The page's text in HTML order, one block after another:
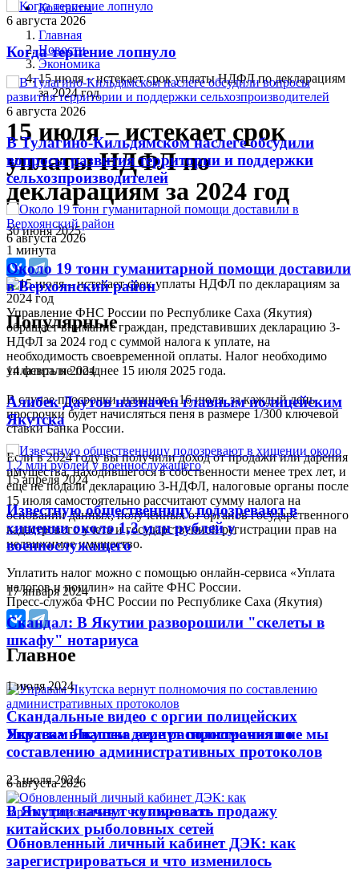
Контакты
Главная
Новости
Экономика
15 июля – истекает срок уплаты НДФЛ по декларациям
за 2024 год
15 июля – истекает срок
уплаты НДФЛ по
декларациям за 2024 год
30 июня 2025
1 минута
Управление ФНС России по Республике Саха (Якутия)
обращает внимание граждан, представивших декларацию 3-
НДФЛ за 2024 год с суммой налога к уплате, на
необходимость своевременной оплаты. Налог необходимо
уплатить не позднее 15 июля 2025 года.
В случае просрочки, начиная с 16 июля, за каждый день
просрочки будет начисляться пеня в размере 1/300 ключевой
ставки Банка России.
Если в 2024 году вы получили доход от продажи или дарения
имущества, находившегося в собственности менее трех лет, и
еще не подали декларацию 3-НДФЛ, налоговые органы после
15 июля самостоятельно рассчитают сумму налога на
основании данных, полученных от органов государственного
кадастрового учета и государственной регистрации прав на
недвижимое имущество.
Уплатить налог можно с помощью онлайн-сервиса «Уплата
налогов и пошлин» на сайте ФНС России.
Пресс-служба ФНС России по Республике Саха (Якутия)
Главное
Управам Якутска вернут полномочия по
составлению административных протоколов
6 августа 2026
Обновленный личный кабинет ДЭК: как
зарегистрироваться и что изменилось
6 августа 2026
Когда терпение лопнуло
6 августа 2026
В Тулагино-Кильдямском наслеге обсудили
вопросы развития территории и поддержки
сельхозпроизводителей
6 августа 2026
Около 19 тонн гуманитарной помощи доставили
в Верхоянский район
Популярные
14 февраля 2024
Алибек Даутов назначен главным полицейским
Якутска
15 апреля 2024
Известную общественницу подозревают в
хищении около 1,2 млн рублей у
военнослужащего
17 января 2024
Скандал: В Якутии разворошили "скелеты в
шкафу" нотариуса
1 июля 2024
Скандальные видео с оргии полицейских
Якутска в нашем доме распространили не мы
23 июля 2024
В Якутии начнут купировать продажу
китайских рыболовных сетей